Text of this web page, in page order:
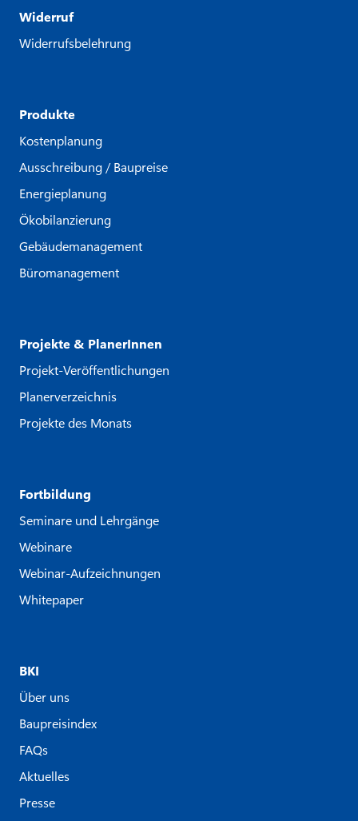
Widerruf
Widerrufsbelehrung
Produkte
Kostenplanung
Ausschreibung / Baupreise
Energieplanung
Ökobilanzierung
Gebäudemanagement
Büromanagement
Projekte & PlanerInnen
Projekt-Veröffentlichungen
Planerverzeichnis
Projekte des Monats
Fortbildung
Seminare und Lehrgänge
Webinare
Webinar-Aufzeichnungen
Whitepaper
BKI
Über uns
Baupreisindex
FAQs
Aktuelles
Presse